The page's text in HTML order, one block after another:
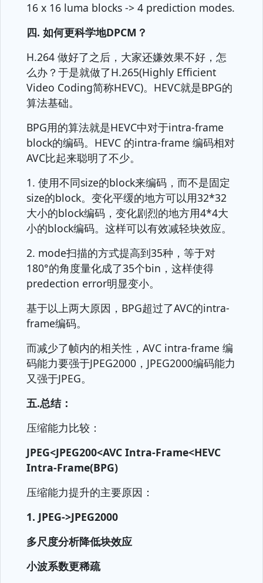
16 x 16 luma blocks -> 4 prediction modes.
四. 如何更科学地DPCM？
H.264 做好了之后，大家还嫌效果不好，怎
么办？于是就做了H.265(Highly Efficient
Video Coding简称HEVC)。HEVC就是BPG的
算法基础。
BPG用的算法就是HEVC中对于intra-frame
block的编码。HEVC 的intra-frame 编码相对
AVC比起来聪明了不少。
1. 使用不同size的block来编码，而不是固定
size的block。变化平缓的地方可以用32*32
大小的block编码，变化剧烈的地方用4*4大
小的block编码。这样可以有效减轻块效应。
2. mode扫描的方式提高到35种，等于对
180°的角度量化成了35个bin，这样使得
predection error明显变小。
基于以上两大原因，BPG超过了AVC的intra-
frame编码。
而减少了帧内的相关性，AVC intra-frame 编
码能力要强于JPEG2000，JPEG2000编码能力
又强于JPEG。
五.总结：
压缩能力比较：
JPEG<JPEG200<AVC Intra-Frame<HEVC
Intra-Frame(BPG)
压缩能力提升的主要原因：
1. JPEG->JPEG2000
多尺度分析降低块效应
小波系数更稀疏